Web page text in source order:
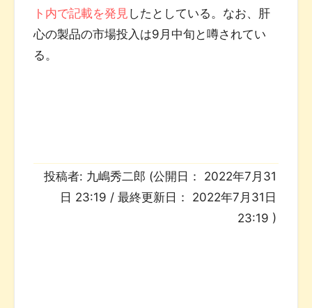
ト内で記載を発見 したとしている。なお、肝
心の製品の市場投入は9月中旬と噂されてい
る。
投稿者: 九嶋秀二郎 (公開日： 2022年7月31
日 23:19 / 最終更新日： 2022年7月31日
23:19 )